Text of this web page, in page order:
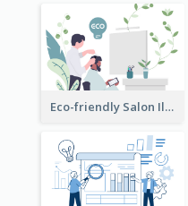
Eco-friendly Salon Illustration